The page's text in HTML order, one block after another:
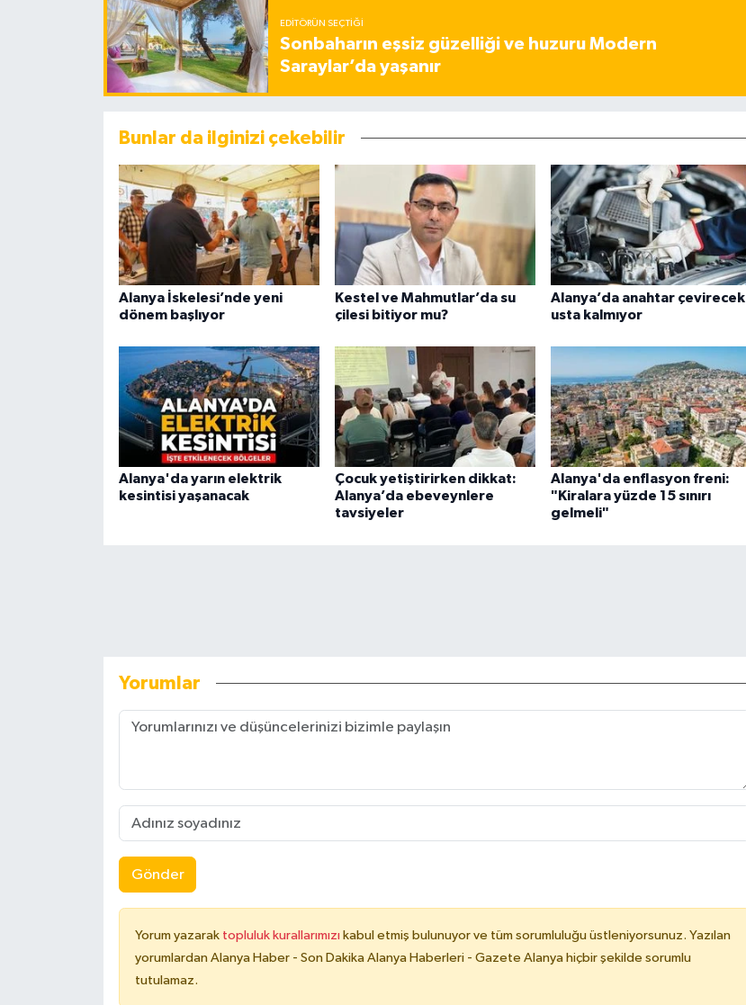
EDITÖRÜN SEÇTIĞI
Sonbaharın eşsiz güzelliği ve huzuru Modern
Saraylar’da yaşanır
Bunlar da ilginizi çekebilir
Alanya İskelesi’nde yeni
dönem başlıyor
Kestel ve Mahmutlar’da su
çilesi bitiyor mu?
Alanya’da anahtar çevirecek
usta kalmıyor
Alanya'da yarın elektrik
kesintisi yaşanacak
Çocuk yetiştirirken dikkat:
Alanya’da ebeveynlere
tavsiyeler
Alanya'da enflasyon freni:
"Kiralara yüzde 15 sınırı
gelmeli"
Yorumlar
Gönder
Yorum yazarak topluluk kurallarımızı kabul etmiş bulunuyor ve tüm sorumluluğu üstleniyorsunuz. Yazılan
yorumlardan Alanya Haber - Son Dakika Alanya Haberleri - Gazete Alanya hiçbir şekilde sorumlu
tutulamaz.